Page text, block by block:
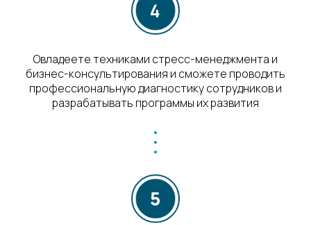
Овладеете техниками стресс-менеджмента и
бизнес-консультирования и сможете проводить
профессиональную диагностику сотрудников и
разрабатывать программы их развития